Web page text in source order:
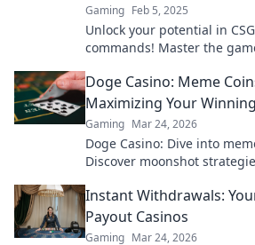
Gaming Feb 5, 2025
Unlock your potential in
commands! Master the
Doge Casino: Meme
Maximizing Your
Gaming Mar 24, 2026
Doge Casino: Dive into
Discover moonshot
Instant Withdrawals:
Payout Casinos
Gaming Mar 24, 2026